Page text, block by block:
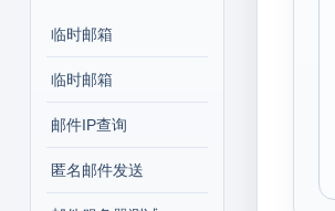
临时邮箱
临时邮箱
邮件IP查询
匿名邮件发送